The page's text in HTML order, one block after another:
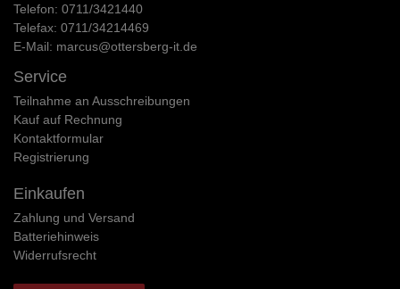
Telefon: 0711/3421440
Telefax: 0711/34214469
E-Mail: marcus@ottersberg-it.de
Service
Teilnahme an Ausschreibungen
Kauf auf Rechnung
Kontaktformular
Registrierung
Einkaufen
Zahlung und Versand
Batteriehinweis
Widerrufs­recht